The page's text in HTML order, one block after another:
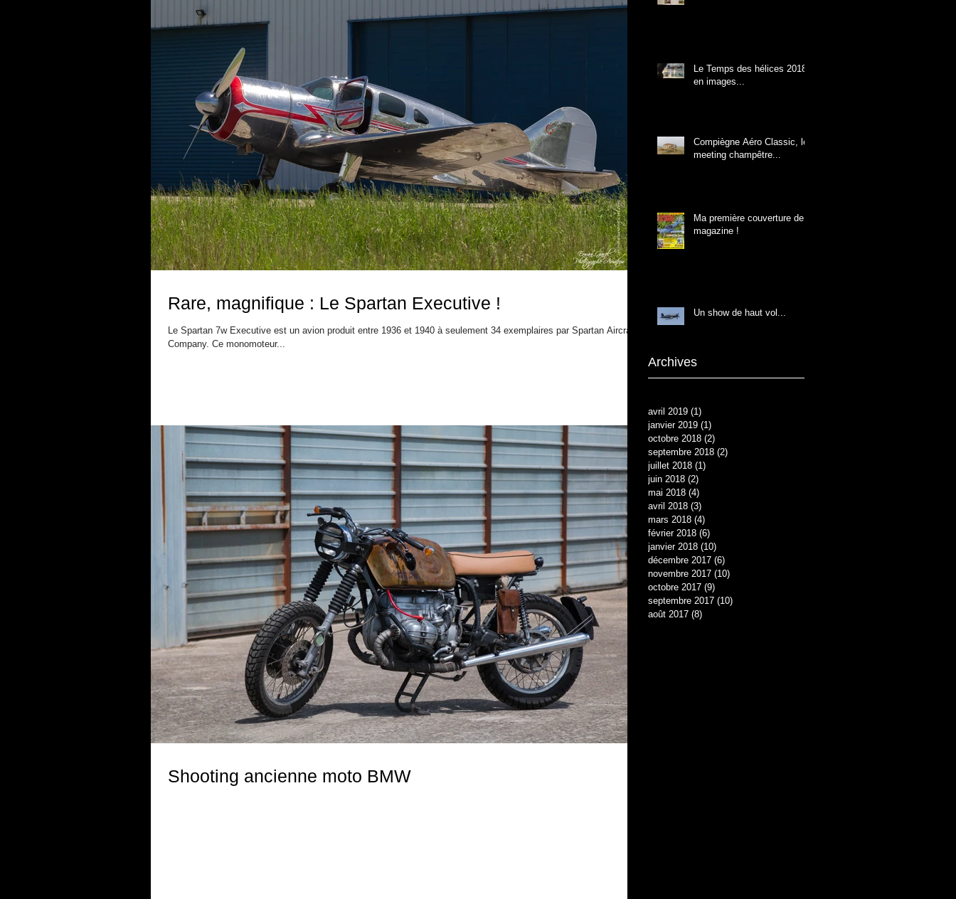
Rare, magnifique : Le Spartan Executive !
Le Spartan 7w Executive est un avion produit entre 1936 et 1940 à seulement 34 exemplaires par Spartan Aircraft
Company. Ce monomoteur...
Shooting ancienne moto BMW
Le Temps des hélices 2018
en images...
Compiègne Aéro Classic, le
meeting champêtre...
Ma première couverture de
magazine !
Un show de haut vol...
Archives
avril 2019 (1)
janvier 2019 (1)
octobre 2018 (2)
septembre 2018 (2)
juillet 2018 (1)
juin 2018 (2)
mai 2018 (4)
avril 2018 (3)
mars 2018 (4)
février 2018 (6)
janvier 2018 (10)
décembre 2017 (6)
novembre 2017 (10)
octobre 2017 (9)
septembre 2017 (10)
août 2017 (8)